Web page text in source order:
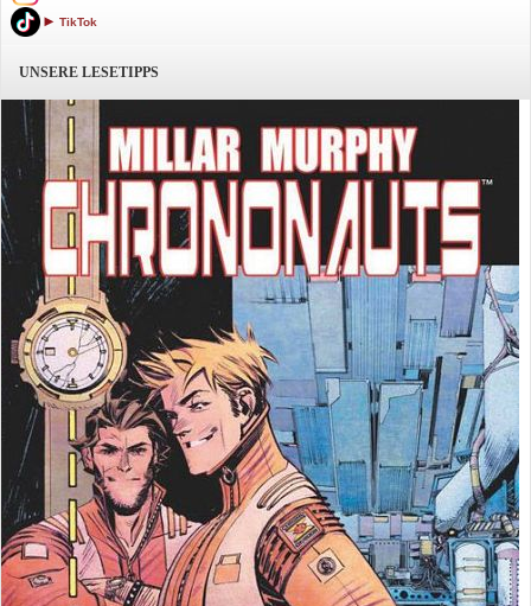
TikTok
UNSERE LESETIPPS